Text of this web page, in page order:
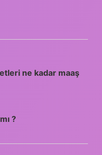
ne kadar maaş
?